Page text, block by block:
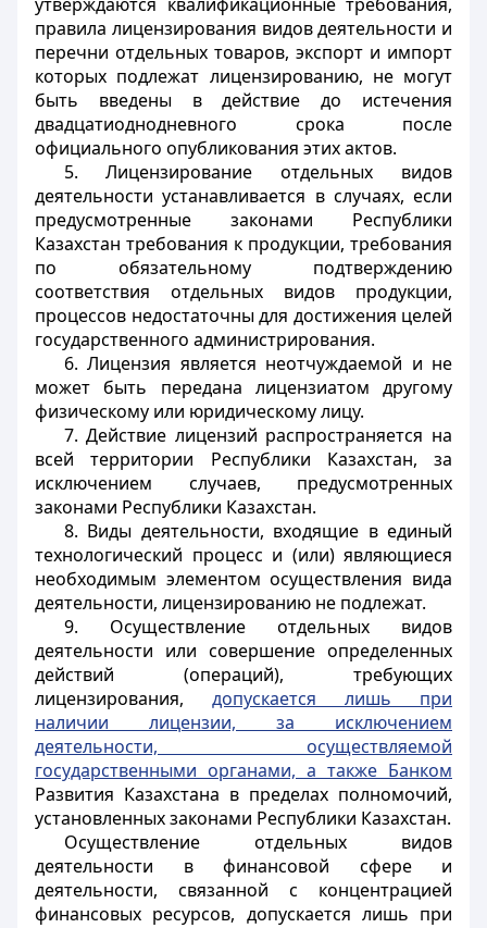
правила лицензирования видов деятельности и
перечни отдельных товаров, экспорт и импорт
которых подлежат лицензированию, не могут
быть введены в действие до истечения
двадцатиоднодневного срока после
официального опубликования этих актов.
5. Лицензирование отдельных видов
деятельности устанавливается в случаях, если
предусмотренные законами Республики
Казахстан требования к продукции, требования
по обязательному подтверждению
соответствия отдельных видов продукции,
процессов недостаточны для достижения целей
государственного администрирования.
6. Лицензия является неотчуждаемой и не
может быть передана лицензиатом другому
физическому или юридическому лицу.
7. Действие лицензий распространяется на
всей территории Республики Казахстан, за
исключением случаев, предусмотренных
законами Республики Казахстан.
8. Виды деятельности, входящие в единый
технологический процесс и (или) являющиеся
необходимым элементом осуществления вида
деятельности, лицензированию не подлежат.
9. Осуществление отдельных видов
деятельности или совершение определенных
действий (операций), требующих
лицензирования, допускается лишь при
наличии лицензии, за исключением
деятельности, осуществляемой
государственными органами, а также Банком
Развития Казахстана в пределах полномочий,
установленных законами Республики Казахстан.
Осуществление отдельных видов
деятельности в финансовой сфере и
деятельности, связанной с концентрацией
финансовых ресурсов, допускается лишь при